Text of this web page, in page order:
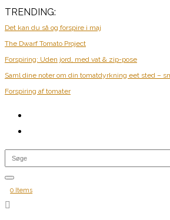
TRENDING:
Det kan du så og forspire i maj
The Dwarf Tomato Project
Forspiring: Uden jord, med vat & zip-pose
Saml dine noter om din tomatdyrkning eet sted –
Forspiring af tomater
0 Items
